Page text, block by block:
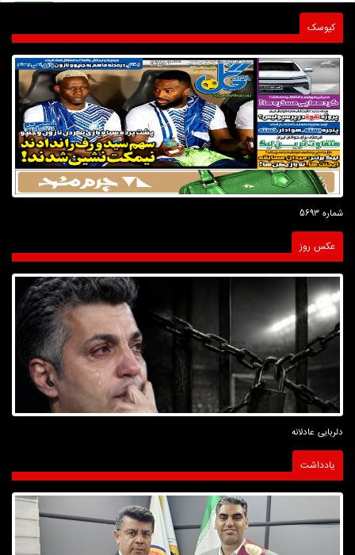
کیوسک
شماره 5693
عکس روز
دلربایی عادلانه
یادداشت